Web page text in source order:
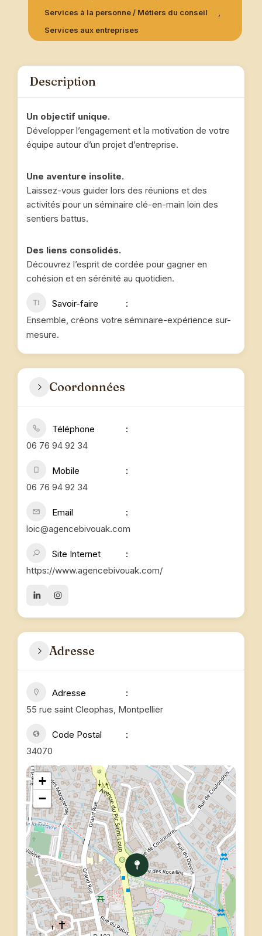
Services à la personne / Métiers du conseil
Services aux entreprises
Description
Un objectif unique.
Développer l’engagement et la motivation de votre
équipe autour d’un projet d’entreprise.
Une aventure insolite.
Laissez-vous guider lors des réunions et des
activités pour un séminaire clé-en-main loin des
sentiers battus.
Des liens consolidés.
Découvrez l’esprit de cordée pour gagner en
cohésion et en sérénité au quotidien.
Savoir-faire
Ensemble, créons votre séminaire-expérience sur-
mesure.
Coordonnées
Téléphone
06 76 94 92 34
Mobile
06 76 94 92 34
Email
loic@agencebivouak.com
Site Internet
https://www.agencebivouak.com/
Adresse
Adresse
55 rue saint Cleophas, Montpellier
Code Postal
34070
+
−